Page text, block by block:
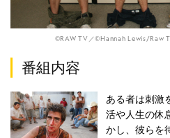
©RAW TV／©Hannah Lewis/Raw
番組内容
ある者は刺激
活や人生の休
かし、彼らを